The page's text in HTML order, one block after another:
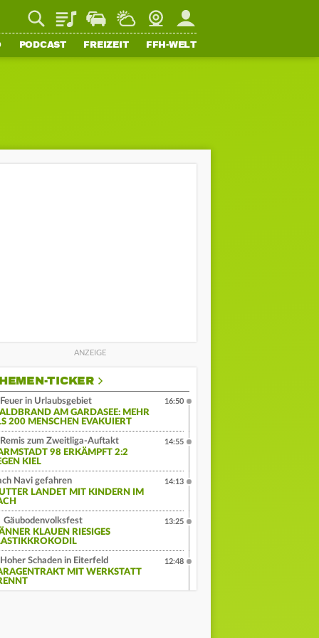
PlaylistStaupilotWetterWebcamMein FFH
PODCAST FREIZEIT FFH-WELT
TICKER
Feuer in Urlaubsgebiet
AM GARDASEE: MEHR
200 MENSCHEN EVAKUIERT
16:50
Remis zum Zweitliga-Auftakt
98 ERKÄMPFT 2:2
KIEL
14:55
Navi gefahren
LANDET MIT KINDERN IM
14:13
Gäubodenvolksfest
KLAUEN RIESIGES
13:25
Hoher Schaden in Eiterfeld
MIT WERKSTATT
12:48